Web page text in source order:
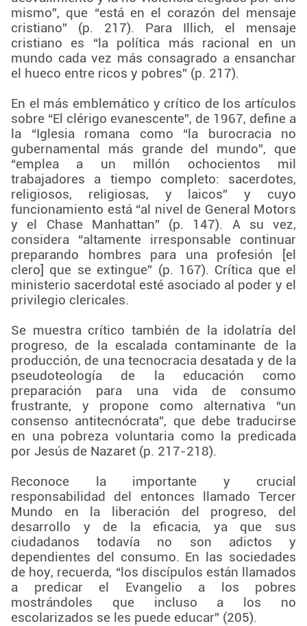
mismo”, que “está en el corazón del mensaje
cristiano” (p. 217). Para Illich, el mensaje
cristiano es “la política más racional en un
mundo cada vez más consagrado a ensanchar
el hueco entre ricos y pobres” (p. 217).
En el más emblemático y crítico de los artículos
sobre “El clérigo evanescente”, de 1967, define a
la “Iglesia romana como “la burocracia no
gubernamental más grande del mundo”, que
“emplea a un millón ochocientos mil
trabajadores a tiempo completo: sacerdotes,
religiosos, religiosas, y laicos” y cuyo
funcionamiento está “al nivel de General Motors
y el Chase Manhattan” (p. 147). A su vez,
considera “altamente irresponsable continuar
preparando hombres para una profesión [el
clero] que se extingue” (p. 167). Crítica que el
ministerio sacerdotal esté asociado al poder y el
privilegio clericales.
Se muestra crítico también de la idolatría del
progreso, de la escalada contaminante de la
producción, de una tecnocracia desatada y de la
pseudoteología de la educación como
preparación para una vida de consumo
frustrante, y propone como alternativa “un
consenso antitecnócrata”, que debe traducirse
en una pobreza voluntaria como la predicada
por Jesús de Nazaret (p. 217-218).
Reconoce la importante y crucial
responsabilidad del entonces llamado Tercer
Mundo en la liberación del progreso, del
desarrollo y de la eficacia, ya que sus
ciudadanos todavía no son adictos y
dependientes del consumo. En las sociedades
de hoy, recuerda, “los discípulos están llamados
a predicar el Evangelio a los pobres
mostrándoles que incluso a los no
escolarizados se les puede educar” (205).